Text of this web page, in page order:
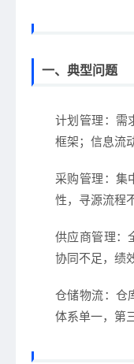
一、典型问题
计划管理 ：需
框架；信息流
采购管理 ：集
性，寻源流程
供应商管理 ：
协同不足，绩
仓储物流 ：仓
体系单一，第